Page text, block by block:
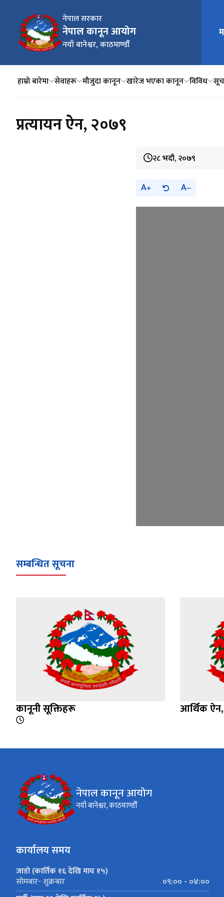
नेपाल सरकार
नेपाल कानून आयोग
नयाँ बानेश्वर, काठमाण्डौँ
मुख्य
हाम्रो बारेमा सेवाहरू मौजुदा कानून खारेज भएका कानून विविध
प्रत्यायन ऐन, २०७९
२८ भदौ, २०७९
A A
सम्बन्धित सूचना
कानूनी सूक्तिहरू आर्थिक
नेपाल कानून आयोग
नयाँ बानेश्वर, काठमाण्डौँ
कार्यालय समय
जाडो (कार्तिक १६ देखि माघ १५)
सोमबार- शुक्रबार
०९:०० - ०४:००